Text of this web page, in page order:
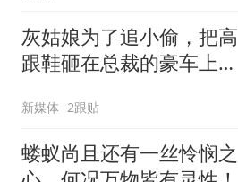
灰姑娘为了追小偷，把高
跟鞋砸在总裁的豪车上，
新媒体 2跟贴
蝼蚁尚且还有一丝怜悯之